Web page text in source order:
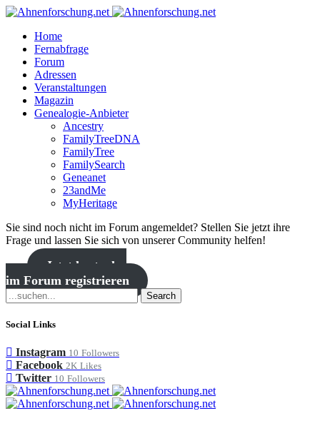
Home
Fernabfrage
Forum
Adressen
Veranstaltungen
Magazin
Genealogie-Anbieter
Ancestry
FamilyTreeDNA
FamilyTree
FamilySearch
Geneanet
23andMe
MyHeritage
Sie sind noch nicht im Forum angemeldet? Stellen Sie jetzt ihre
Frage und lassen Sie sich von unserer Community helfen!
Jetzt kostenlos
im Forum registrieren
Search
Social Links
Instagram 10 Followers
Facebook 2K Likes
Twitter 10 Followers